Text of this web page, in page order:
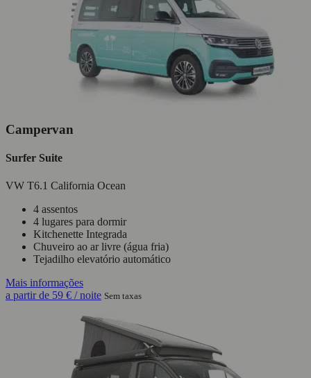
Campervan
Surfer Suite
VW T6.1 California Ocean
4 assentos
4 lugares para dormir
Kitchenette Integrada
Chuveiro ao ar livre (água fria)
Tejadilho elevatório automático
Mais informações
a partir de 59 € / noite Sem taxas